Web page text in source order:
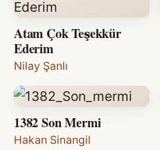
Atam Çok Teşekkür
Ederim
Nilay Şanlı
1382 Son Mermi
Hakan Sinangil